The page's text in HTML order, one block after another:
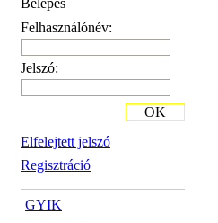
Belépés
Felhasználónév:
Jelszó:
Elfelejtett jelszó
Regisztráció
OK
GYIK